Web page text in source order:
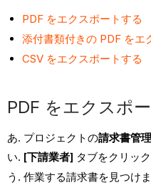
PDF をエクスポートする
添付書類付きの PDF をエ
CSV をエクスポートする
PDF をエクスポ
プロジェクトの請求書管理
[下請業者] タブをクリック
作業する請求書を見つけま